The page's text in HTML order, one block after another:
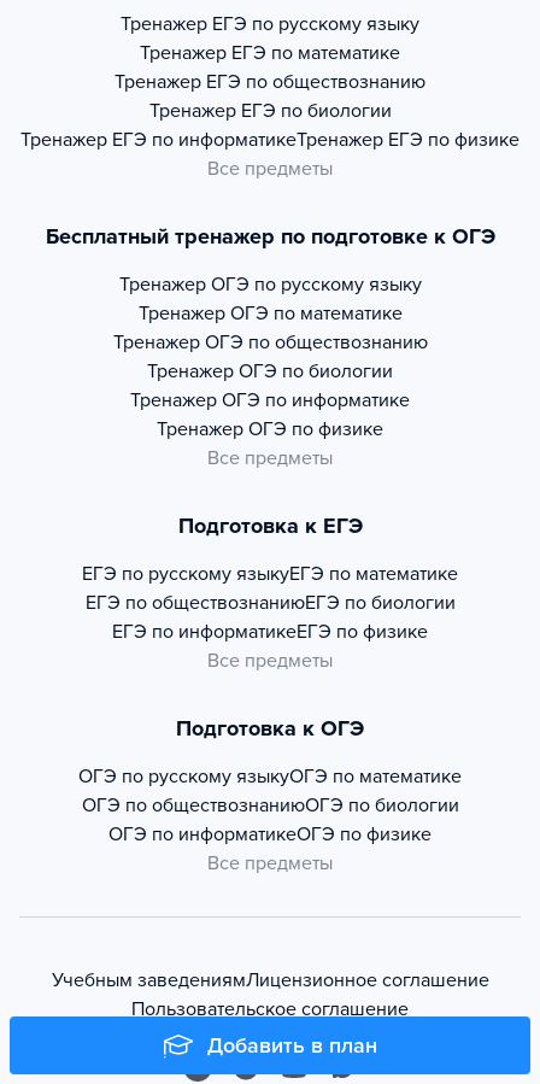
Добавить в план
Тренажер ЕГЭ по русскому языку
Тренажер ЕГЭ по математике
Тренажер ЕГЭ по обществознанию
Тренажер ЕГЭ по биологии
Тренажер ЕГЭ по информатикеТренажер ЕГЭ по физике
Все предметы
Бесплатный тренажер по подготовке к ОГЭ
Тренажер ОГЭ по русскому языку
Тренажер ОГЭ по математике
Тренажер ОГЭ по обществознанию
Тренажер ОГЭ по биологии
Тренажер ОГЭ по информатике
Тренажер ОГЭ по физике
Все предметы
Подготовка к ЕГЭ
ЕГЭ по русскому языкуЕГЭ по математике
ЕГЭ по обществознаниюЕГЭ по биологии
ЕГЭ по информатикеЕГЭ по физике
Все предметы
Подготовка к ОГЭ
ОГЭ по русскому языкуОГЭ по математике
ОГЭ по обществознаниюОГЭ по биологии
ОГЭ по информатикеОГЭ по физике
Все предметы
Учебным заведениямЛицензионное соглашение
Пользовательское соглашение